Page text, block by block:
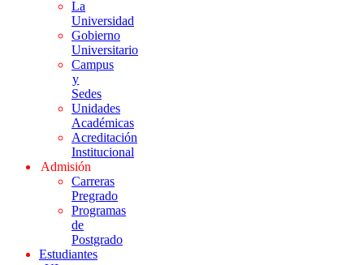
La
Universidad
Gobierno
Universitario
Campus
y
Sedes
Unidades
Académicas
Acreditación
Institucional
Admisión
Carreras
Pregrado
Programas
de
Postgrado
Estudiantes